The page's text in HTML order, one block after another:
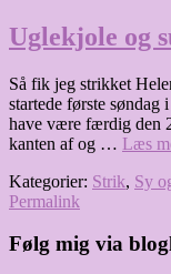
Uglekjole og
Så fik jeg strikket
startede første
have være færdig den
kanten af og … Læs
Kategorier: Strik, Sy
Permalink
Følg mig via